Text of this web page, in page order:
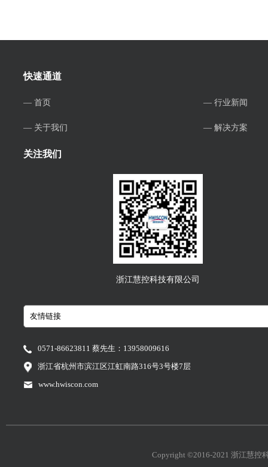
快速通道
— 首页 — 行业新闻
— 关于我们 — 解决方案
关注我们
浙江慧控科技有限公司
0571-86623811 蔡先生：13958009616
浙江省杭州市滨江区江虹南路316号3号楼7层
www.hwiscon.com
Copyright ©2016-2021 浙江慧